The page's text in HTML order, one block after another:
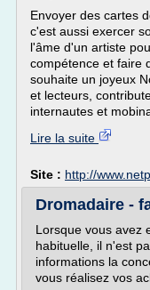
Envoyer des cartes
c'est aussi exercer
l'âme d'un artiste
compétence et faire
souhaite un joyeux
et lecteurs,
internautes et
Lire la suite
Site : http://
Dromadaire -
Lorsque vous avez
habituelle, il n'est
informations la
vous réalisez vos